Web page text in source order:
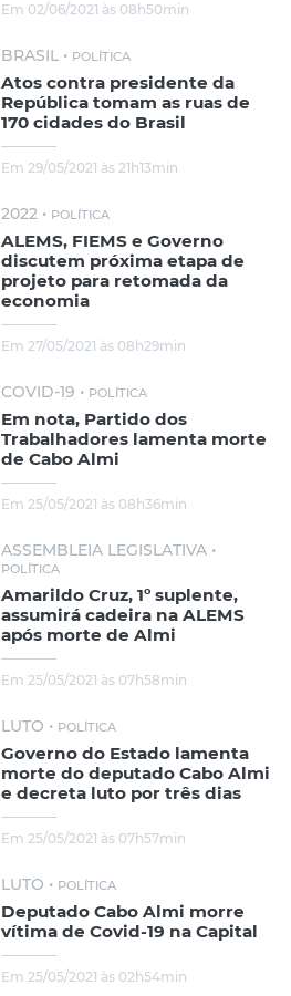
Em 02/06/2021 às 08h50min
BRASIL • POLÍTICA
Atos contra presidente da
República tomam as ruas de
170 cidades do Brasil
Em 29/05/2021 às 21h13min
2022 • POLÍTICA
ALEMS, FIEMS e Governo
discutem próxima etapa de
projeto para retomada da
economia
Em 27/05/2021 às 08h29min
COVID-19 • POLÍTICA
Em nota, Partido dos
Trabalhadores lamenta morte
de Cabo Almi
Em 25/05/2021 às 08h36min
ASSEMBLEIA LEGISLATIVA •
POLÍTICA
Amarildo Cruz, 1º suplente,
assumirá cadeira na ALEMS
após morte de Almi
Em 25/05/2021 às 07h58min
LUTO • POLÍTICA
Governo do Estado lamenta
morte do deputado Cabo Almi
e decreta luto por três dias
Em 25/05/2021 às 07h57min
LUTO • POLÍTICA
Deputado Cabo Almi morre
vítima de Covid-19 na Capital
Em 25/05/2021 às 02h54min